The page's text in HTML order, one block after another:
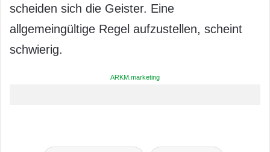
scheiden sich die Geister. Eine
allgemeingültige Regel aufzustellen, scheint
schwierig.
ARKM.marketing